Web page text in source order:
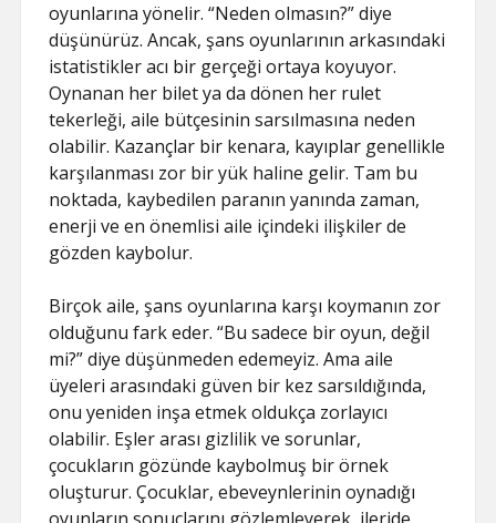
oyunlarına yönelir. “Neden olmasın?” diye
düşünürüz. Ancak, şans oyunlarının arkasındaki
istatistikler acı bir gerçeği ortaya koyuyor.
Oynanan her bilet ya da dönen her rulet
tekerleği, aile bütçesinin sarsılmasına neden
olabilir. Kazançlar bir kenara, kayıplar genellikle
karşılanması zor bir yük haline gelir. Tam bu
noktada, kaybedilen paranın yanında zaman,
enerji ve en önemlisi aile içindeki ilişkiler de
gözden kaybolur.
Birçok aile, şans oyunlarına karşı koymanın zor
olduğunu fark eder. “Bu sadece bir oyun, değil
mi?” diye düşünmeden edemeyiz. Ama aile
üyeleri arasındaki güven bir kez sarsıldığında,
onu yeniden inşa etmek oldukça zorlayıcı
olabilir. Eşler arası gizlilik ve sorunlar,
çocukların gözünde kaybolmuş bir örnek
oluşturur. Çocuklar, ebeveynlerinin oynadığı